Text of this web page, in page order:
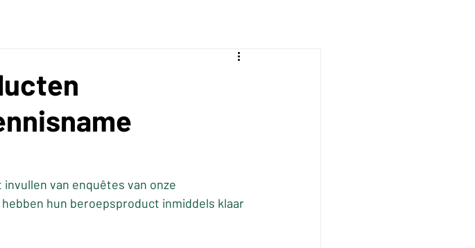
van enquêtes van onze
hun beroepsproduct inmiddels klaar